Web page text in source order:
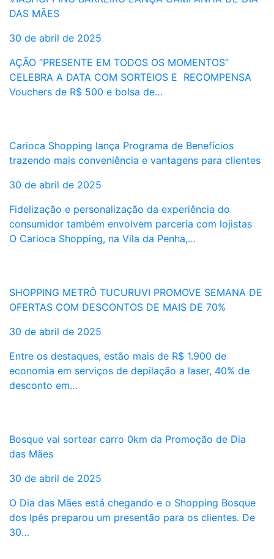
DAS MÃES
30 de abril de 2025
AÇÃO “PRESENTE EM TODOS OS MOMENTOS”
CELEBRA A DATA COM SORTEIOS E RECOMPENSA
Vouchers de R$ 500 e bolsa de…
Carioca Shopping lança Programa de Benefícios
trazendo mais conveniência e vantagens para clientes
30 de abril de 2025
Fidelização e personalização da experiência do
consumidor também envolvem parceria com lojistas
O Carioca Shopping, na Vila da Penha,…
SHOPPING METRÔ TUCURUVI PROMOVE SEMANA DE
OFERTAS COM DESCONTOS DE MAIS DE 70%
30 de abril de 2025
Entre os destaques, estão mais de R$ 1.900 de
economia em serviços de depilação a laser, 40% de
desconto em…
Bosque vai sortear carro 0km da Promoção de Dia
das Mães
30 de abril de 2025
O Dia das Mães está chegando e o Shopping Bosque
dos Ipês preparou um presentão para os clientes. De
30…